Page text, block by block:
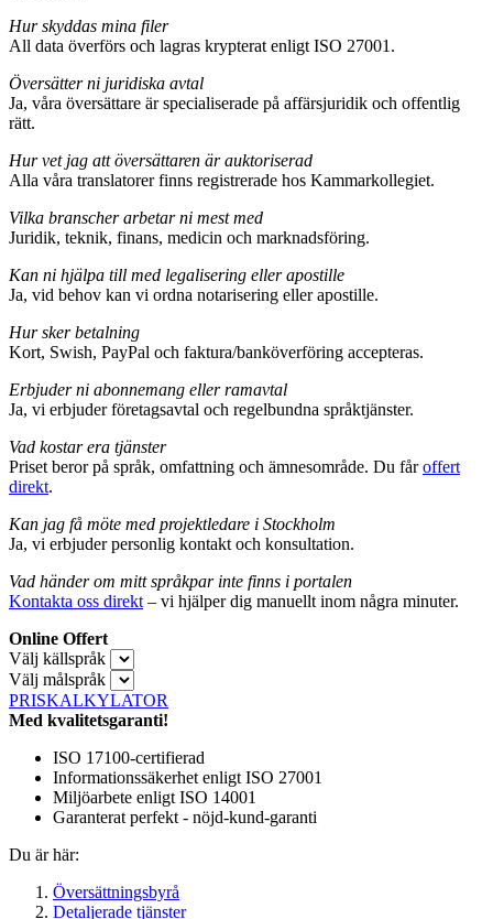
Hur skyddas mina filer
All data överförs och lagras krypterat enligt ISO 27001.
Översätter ni juridiska avtal
Ja, våra översättare är specialiserade på affärsjuridik och offentlig
rätt.
Hur vet jag att översättaren är auktoriserad
Alla våra translatorer finns registrerade hos Kammarkollegiet.
Vilka branscher arbetar ni mest med
Juridik, teknik, finans, medicin och marknadsföring.
Kan ni hjälpa till med legalisering eller apostille
Ja, vid behov kan vi ordna notarisering eller apostille.
Hur sker betalning
Kort, Swish, PayPal och faktura/banköverföring accepteras.
Erbjuder ni abonnemang eller ramavtal
Ja, vi erbjuder företagsavtal och regelbundna språk­tjänster.
Vad kostar era tjänster
Priset beror på språk, omfattning och ämnesområde. Du fåroffert
direkt.
Kan jag få möte med projektledare i Stockholm
Ja, vi erbjuder personlig kontakt och konsultation.
Vad händer om mitt språkpar inte finns i portalen
Kontakta oss direkt – vi hjälper dig manuellt inom några minuter.
Online Offert
Välj källspråk
Välj målspråk
PRISKALKYLATOR
Med kvalitetsgaranti!
ISO 17100-certifierad
Informationssäkerhet enligt ISO 27001
Miljöarbete enligt ISO 14001
Garanterat perfekt - nöjd-kund-garanti
Du är här:
Översättningsbyrå
Detaljerade tjänster